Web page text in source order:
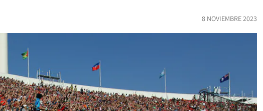
8 NOVIEMBRE 2023